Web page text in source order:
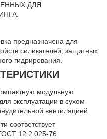
ДЛЯ
предназначена для
силикагелей, защитных
гидрирования.
модульную
эксплуатации в сухом
вентиляцией.
соответствует
12.2.025-76.